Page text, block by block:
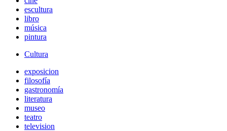
escultura
libro
música
pintura
Cultura
exposicion
filosofía
gastronomía
literatura
museo
teatro
television